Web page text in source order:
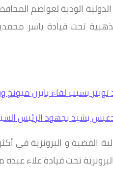
الذهبية تحت قيادة
بسبب لقاء بايرن ميونخ